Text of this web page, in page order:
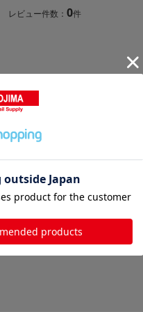
レビュー件数： 0件
ません。